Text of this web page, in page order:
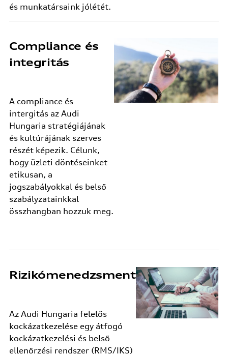
és munkatársaink jólétét.
Compliance és
integritás
A compliance és
intergitás az Audi
Hungaria stratégiájának
és kultúrájának szerves
részét képezik. Célunk,
hogy üzleti döntéseinket
etikusan, a
jogszabályokkal és belső
szabályzatainkkal
összhangban hozzuk meg.
Rizikómenedzsment
Az Audi Hungaria felelős
kockázatkezelése egy átfogó
kockázatkezelési és belső
ellenőrzési rendszer (RMS/IKS)